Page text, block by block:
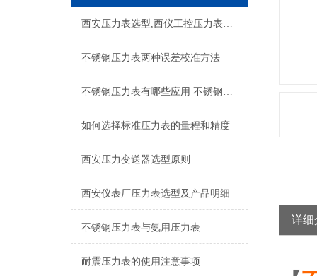
西安压力表选型,西仪工控压力表厂家
不锈钢压力表两种误差校准方法
不锈钢压力表有哪些应用 不锈钢压力表的选择方法
如何选择标准压力表的量程和精度
西安压力变送器选型原则
西安仪表厂压力表选型及产品明细
不锈钢压力表与氨用压力表
耐震压力表的使用注意事项
详细